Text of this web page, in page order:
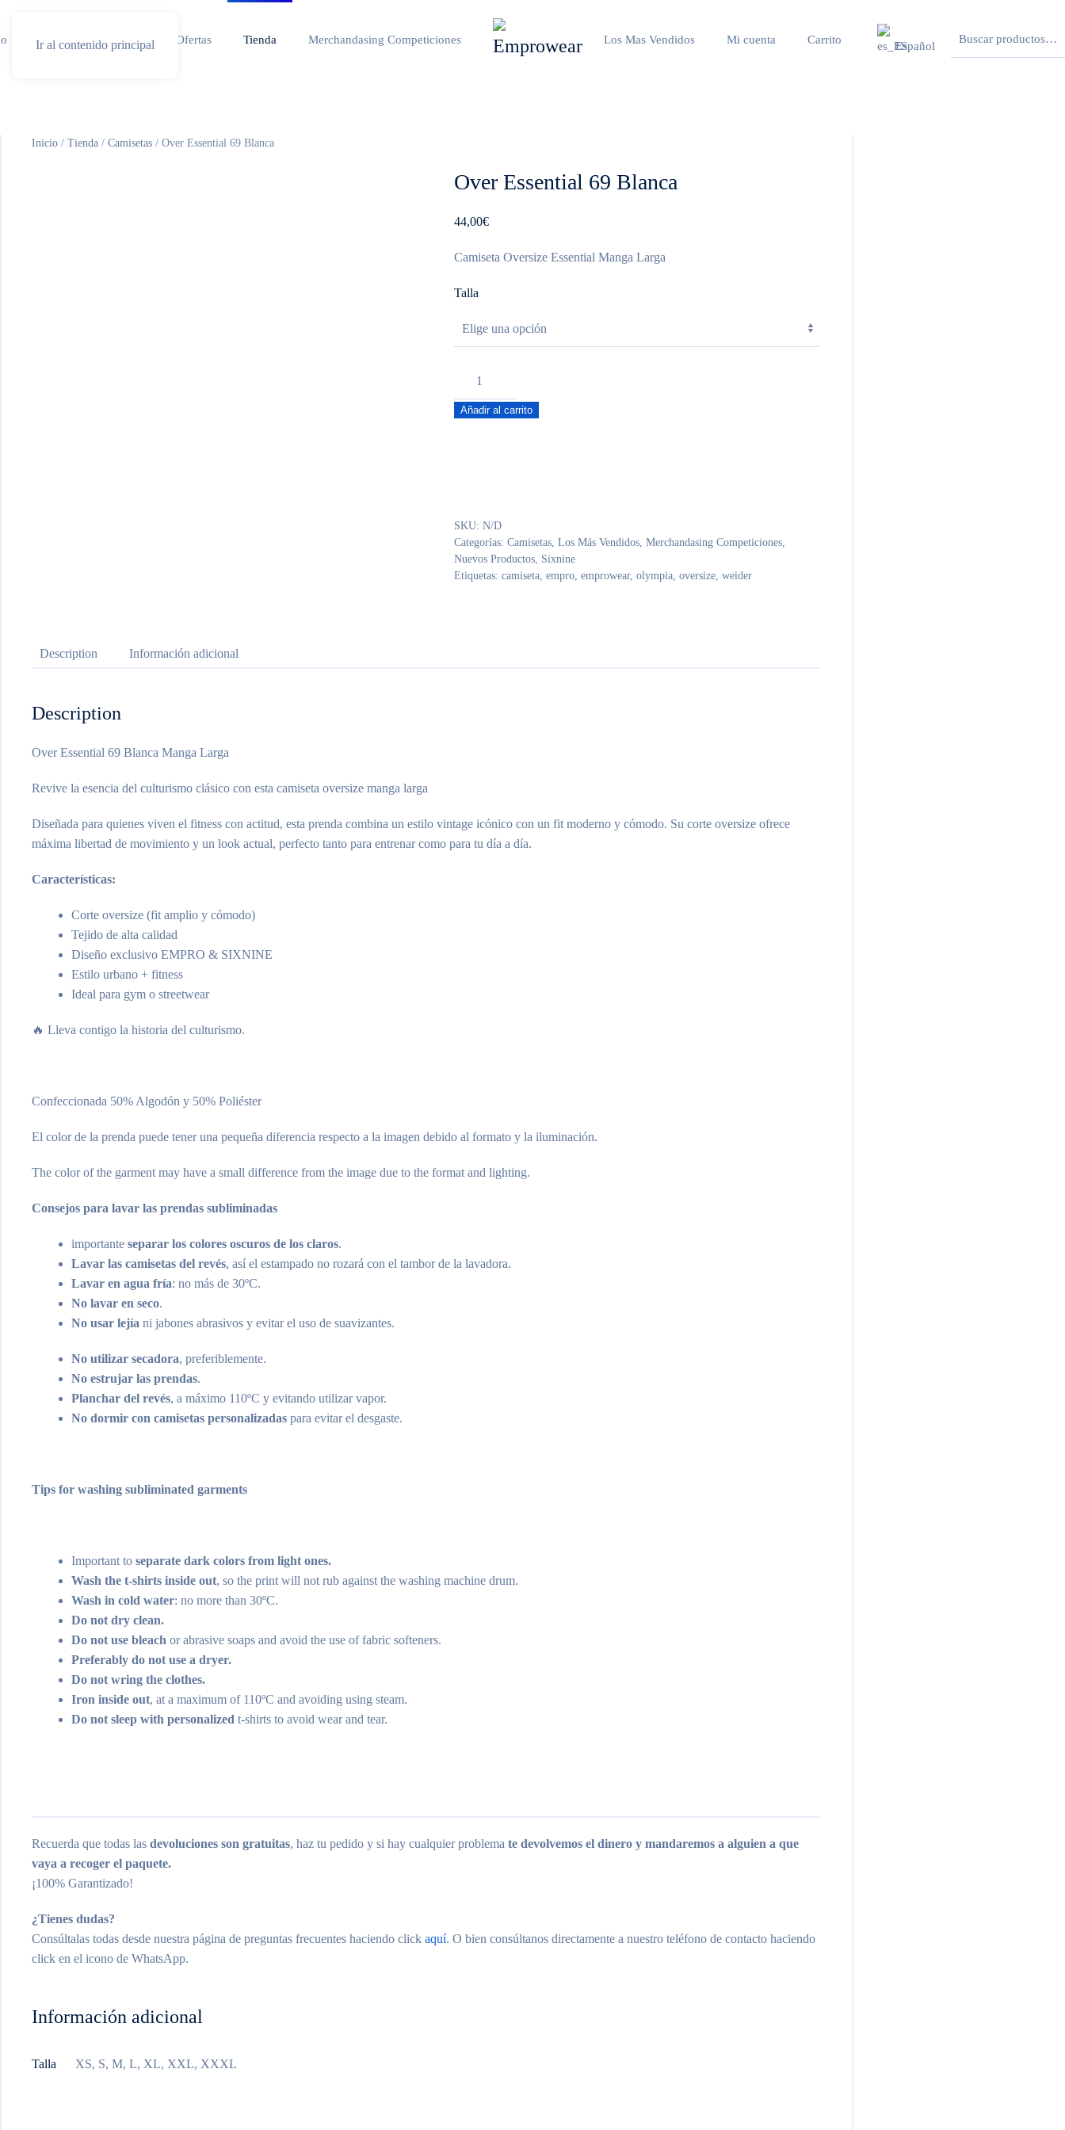
Ir al contenido principal
Especial competicion Ofertas Tienda Merchandasing Competiciones Los Mas Vendidos Mi cuenta Carrito Español
Inicio / Tienda / Camisetas / Over Essential 69 Blanca
Over Essential 69 Blanca
44,00€
Camiseta Oversize Essential Manga Larga
Talla
69
Añadir al carrito
SKU: N/D
Categorías: Camisetas, Los Más Vendidos, Merchandasing Competiciones,
Nuevos Productos, Sixnine
Etiquetas: camiseta, empro, emprowear, olympia, oversize, weider
Description Información adicional
Description
Over Essential 69 Blanca Manga Larga
Revive la esencia del culturismo clásico con esta camiseta oversize manga larga
Diseñada para quienes viven el fitness con actitud, esta prenda combina un estilo vintage icónico con un fit moderno y cómodo. Su corte oversize ofrece
máxima libertad de movimiento y un look actual, perfecto tanto para entrenar como para tu día a día.
Características:
Corte oversize (fit amplio y cómodo)
Tejido de alta calidad
Diseño exclusivo EMPRO & SIXNINE
Estilo urbano + fitness
Ideal para gym o streetwear
🔥 Lleva contigo la historia del culturismo.
Confeccionada 50% Algodón y 50% Poliéster
El color de la prenda puede tener una pequeña diferencia respecto a la imagen debido al formato y la iluminación.
The color of the garment may have a small difference from the image due to the format and lighting.
Consejos para lavar las prendas subliminadas
importante separar los colores oscuros de los claros.
Lavar las camisetas del revés, así el estampado no rozará con el tambor de la lavadora.
Lavar en agua fría: no más de 30ºC.
No lavar en seco.
No usar lejía ni jabones abrasivos y evitar el uso de suavizantes.
No utilizar secadora, preferiblemente.
No estrujar las prendas.
Planchar del revés, a máximo 110ºC y evitando utilizar vapor.
No dormir con camisetas personalizadas para evitar el desgaste.
Tips for washing subliminated garments
Important to separate dark colors from light ones.
Wash the t-shirts inside out, so the print will not rub against the washing machine drum.
Wash in cold water: no more than 30ºC.
Do not dry clean.
Do not use bleach or abrasive soaps and avoid the use of fabric softeners.
Preferably do not use a dryer.
Do not wring the clothes.
Iron inside out, at a maximum of 110ºC and avoiding using steam.
Do not sleep with personalized t-shirts to avoid wear and tear.
Recuerda que todas las devoluciones son gratuitas, haz tu pedido y si hay cualquier problema te devolvemos el dinero y mandaremos a alguien a que
vaya a recoger el paquete.
¡100% Garantizado!
¿Tienes dudas?
Consúltalas todas desde nuestra página de preguntas frecuentes haciendo click aquí. O bien consúltanos directamente a nuestro teléfono de contacto haciendo
click en el icono de WhatsApp.
Información adicional
Talla XS, S, M, L, XL, XXL, XXXL